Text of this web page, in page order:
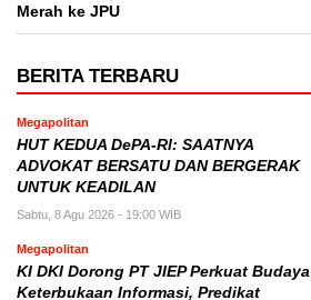
Merah ke JPU
BERITA TERBARU
Megapolitan
HUT KEDUA DePA-RI: SAATNYA
ADVOKAT BERSATU DAN BERGERAK
UNTUK KEADILAN
Sabtu, 8 Agu 2026 - 19:00 WIB
Megapolitan
KI DKI Dorong PT JIEP Perkuat Budaya
Keterbukaan Informasi, Predikat